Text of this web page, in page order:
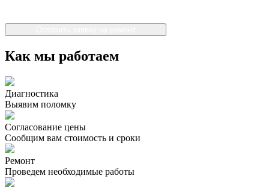
Как мы работаем
Диагностика
Выявим поломку
Согласование цены
Сообщим вам стоимость и сроки
Ремонт
Проведем необходимые работы